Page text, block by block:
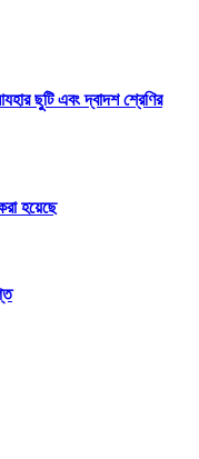
ছুটি এবং দ্বাদশ শ্রেণির
হয়েছে